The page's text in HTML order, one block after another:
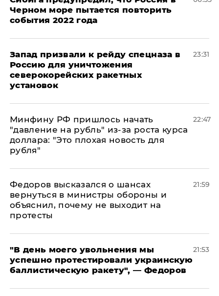
Черном море пытается повторить
события 2022 года
Запад призвали к рейду спецназа в
Россию для уничтожения
северокорейских ракетных
установок
23:31
Минфину РФ пришлось начать
"давление на рубль" из-за роста курса
доллара: "Это плохая новость для
рубля"
22:47
Федоров высказался о шансах
вернуться в министры обороны и
объяснил, почему не выходит на
протесты
21:59
​"В день моего увольнения мы
успешно протестировали украинскую
баллистическую ракету", — Федоров
21:53